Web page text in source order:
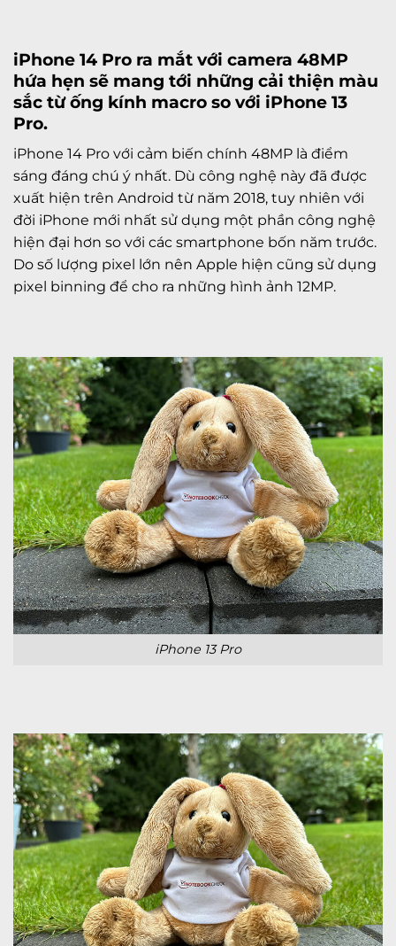
iPhone 14 Pro ra mắt với camera 48MP
hứa hẹn sẽ mang tới những cải thiện màu
sắc từ ống kính macro so với iPhone 13
Pro.
iPhone 14 Pro với cảm biến chính 48MP là điểm
sáng đáng chú ý nhất. Dù công nghệ này đã được
xuất hiện trên Android từ năm 2018, tuy nhiên với
đời iPhone mới nhất sử dụng một phần công nghệ
hiện đại hơn so với các smartphone bốn năm trước.
Do số lượng pixel lớn nên Apple hiện cũng sử dụng
pixel binning để cho ra những hình ảnh 12MP.
iPhone 13 Pro